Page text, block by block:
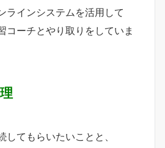
ラインシステムを活用して
コーチとやり取りをしていま
てもらいたいことと、